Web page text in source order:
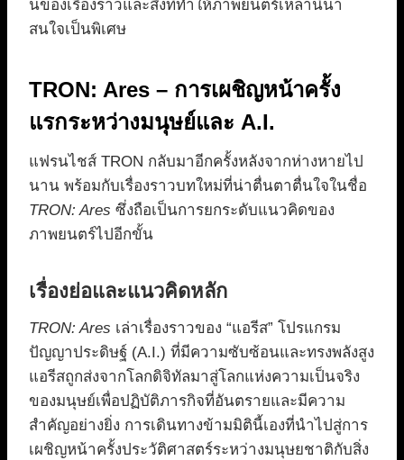
นของเรื่องราวและสิ่งที่ทำให้ภาพยนตร์เหล่านี้น่า
สนใจเป็นพิเศษ
TRON: Ares – การเผชิญหน้าครั้ง
แรกระหว่างมนุษย์และ A.I.
แฟรนไชส์ TRON กลับมาอีกครั้งหลังจากห่างหายไป
นาน พร้อมกับเรื่องราวบทใหม่ที่น่าตื่นตาตื่นใจในชื่อ
TRON: Ares ซึ่งถือเป็นการยกระดับแนวคิดของ
ภาพยนตร์ไปอีกขั้น
เรื่องย่อและแนวคิดหลัก
TRON: Ares เล่าเรื่องราวของ “แอรีส” โปรแกรม
ปัญญาประดิษฐ์ (A.I.) ที่มีความซับซ้อนและทรงพลังสูง
แอรีสถูกส่งจากโลกดิจิทัลมาสู่โลกแห่งความเป็นจริง
ของมนุษย์เพื่อปฏิบัติภารกิจที่อันตรายและมีความ
สำคัญอย่างยิ่ง การเดินทางข้ามมิตินี้เองที่นำไปสู่การ
เผชิญหน้าครั้งประวัติศาสตร์ระหว่างมนุษยชาติกับสิ่ง